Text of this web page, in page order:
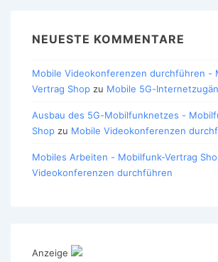
NEUESTE KOMMENTARE
Mobile Videokonferenzen durchführen -
Vertrag Shop zu Mobile 5G-
Ausbau des 5G-Mobilfunknetzes -
Shop zu Mobile Videokonferenzen
Mobiles Arbeiten - Mobilfunk-Vertrag
Videokonferenzen durchführen
Anzeige